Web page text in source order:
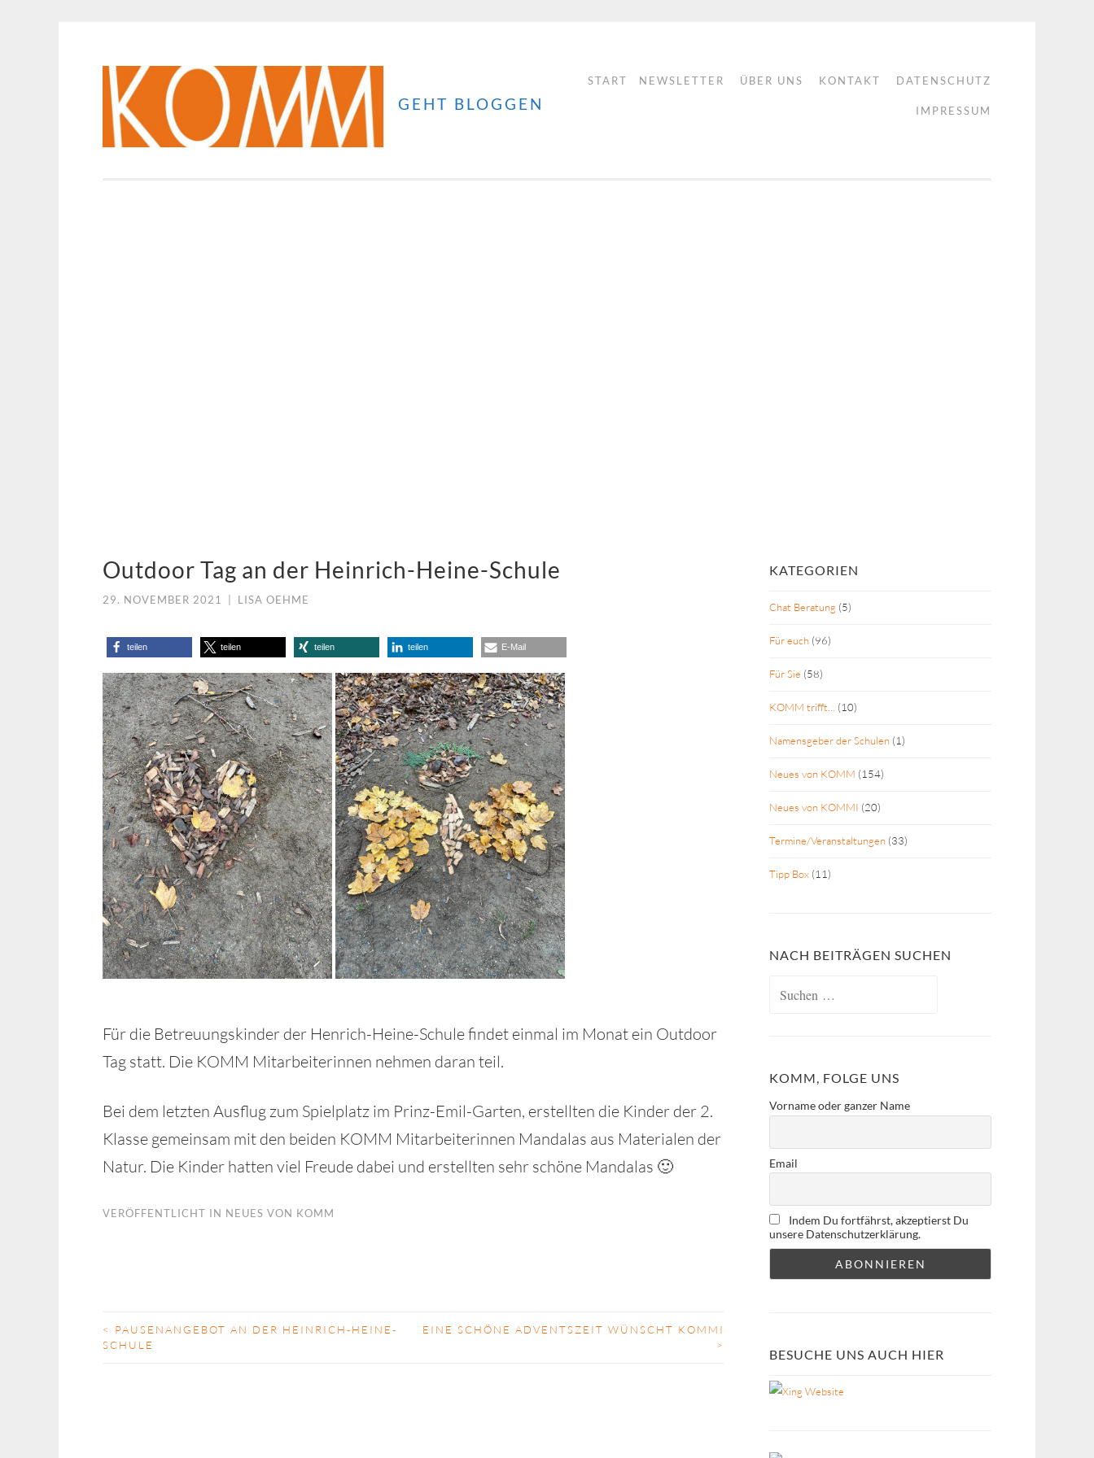
Springe
zum
Inhalt
GEHT BLOGGEN
START NEWSLETTER ÜBER UNS KONTAKT DATENSCHUTZ
IMPRESSUM
Outdoor Tag an der Heinrich-Heine-Schule
29. NOVEMBER 2021 LISA OEHME
teilen teilen teilen teilen E-Mail
Für die Betreuungskinder der Henrich-Heine-Schule findet einmal im Monat ein Outdoor
Tag statt. Die KOMM Mitarbeiterinnen nehmen daran teil.
Bei dem letzten Ausflug zum Spielplatz im Prinz-Emil-Garten, erstellten die Kinder der 2.
Klasse gemeinsam mit den beiden KOMM Mitarbeiterinnen Mandalas aus Materialen der
Natur. Die Kinder hatten viel Freude dabei und erstellten sehr schöne Mandalas 🙂
VERÖFFENTLICHT IN NEUES VON KOMM
Beitrags-
<
PAUSENANGEBOT AN DER HEINRICH-HEINE-
SCHULE
EINE SCHÖNE ADVENTSZEIT WÜNSCHT KOMMI
>
KATEGORIEN
Chat Beratung (5)
Für euch (96)
Für Sie (58)
KOMM trifft… (10)
Namensgeber der Schulen (1)
Neues von KOMM (154)
Neues von KOMMI (20)
Termine/Veranstaltungen (33)
Tipp Box (11)
NACH BEITRÄGEN SUCHEN
KOMM, FOLGE UNS
Vorname oder ganzer Name
Email
Indem Du fortfährst, akzeptierst Du
unsere Datenschutzerklärung.
BESUCHE UNS AUCH HIER
Website